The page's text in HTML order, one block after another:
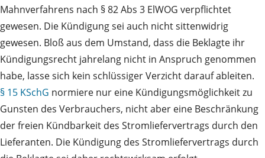
Mahnverfahrens nach § 82 Abs 3 ElWOG verpflichtet
gewesen. Die Kündigung sei auch nicht sittenwidrig
gewesen. Bloß aus dem Umstand, dass die Beklagte ihr
Kündigungsrecht jahrelang nicht in Anspruch genommen
habe, lasse sich kein schlüssiger Verzicht darauf ableiten.
§ 15 KSchG normiere nur eine Kündigungsmöglichkeit zu
Gunsten des Verbrauchers, nicht aber eine Beschränkung
der freien Kündbarkeit des Stromliefervertrags durch den
Lieferanten. Die Kündigung des Stromliefervertrags durch